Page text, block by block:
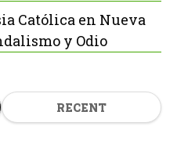
Católica en Nueva
y Odio
RECENT